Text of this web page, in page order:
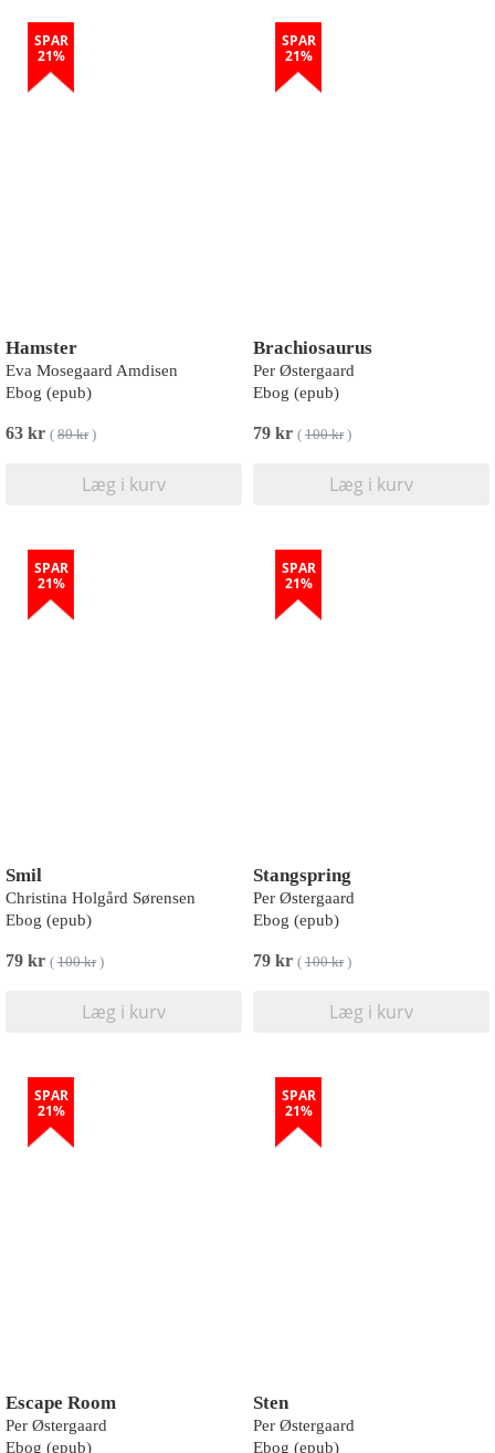
SPAR
21%
Hamster
Eva Mosegaard Amdisen
Ebog (epub)
63 kr ( 80 kr)
Læg i kurv
SPAR
21%
Brachiosaurus
Per Østergaard
Ebog (epub)
79 kr ( 100 kr)
Læg i kurv
SPAR
21%
Smil
Christina Holgård Sørensen
Ebog (epub)
79 kr ( 100 kr)
Læg i kurv
SPAR
21%
Stangspring
Per Østergaard
Ebog (epub)
79 kr ( 100 kr)
Læg i kurv
SPAR
21%
Escape Room
Per Østergaard
Ebog (epub)
SPAR
21%
Sten
Per Østergaard
Ebog (epub)